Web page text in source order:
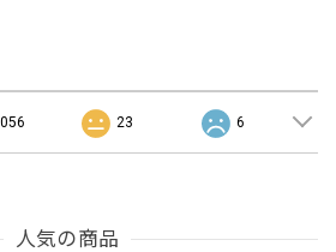
23 6
人気の商品